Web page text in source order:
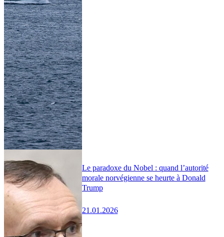
Le paradoxe du Nobel : quand l’autorité
morale norvégienne se heurte à Donald
Trump
21.01.2026